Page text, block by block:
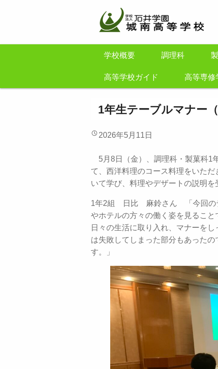
学校概要 調理科
高等学校ガイド 高等専修
1年生テーブルマナー
2026年5月11日
5月8日（金）、調理科・製菓科1
て、西洋料理のコース料理をいた
いて学び、料理やデザートの説明を
1年2組 日比 麻鈴さん 「今回のテ
やホテルの方々の働く姿を見るこ
日々の生活に取り入れ、マナーを
は失敗してしまった部分もあった
す。」